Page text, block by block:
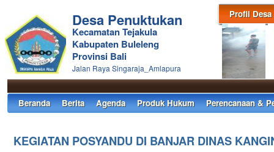
Profil Desa
Desa Penuktukan
Kecamatan Tejakula
Kabupaten Buleleng
Provinsi Bali
Jalan Raya Singaraja_Amlapura
Beranda Berita Agenda Produk Hukum Perencanaan &
KEGIATAN POSYANDU DI BANJAR DINAS